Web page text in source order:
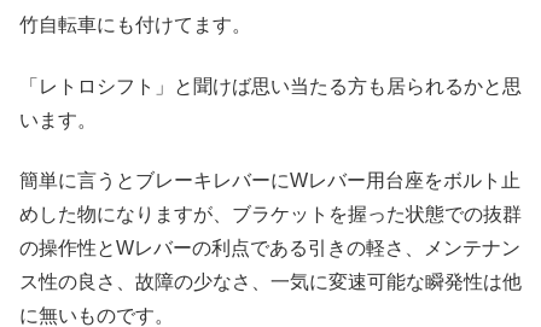
竹自転車にも付けてます。
「レトロシフト」と聞けば思い当たる方も居られるかと思
います。
簡単に言うとブレーキレバーにWレバー用台座をボルト止
めした物になりますが、ブラケットを握った状態での抜群
の操作性とWレバーの利点である引きの軽さ、メンテナン
ス性の良さ、故障の少なさ、一気に変速可能な瞬発性は他
に無いものです。